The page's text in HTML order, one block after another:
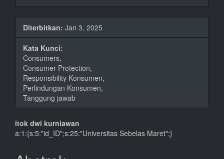
Diterbitkan: Jan 3, 2025
Kata Kunci:
Consumers,
Consumer Protection,
Responsibility Konsumen,
Perlindungan Konsumen,
Tanggung jawab
Isi
Artikel
itok dwi kurniawan
a:1:{s:5:"id_ID";s:25:"Universitas Sebelas Maret";}